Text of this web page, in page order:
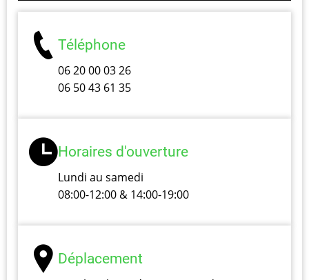
Téléphone
06 20 00 03 26
06 50 43 61 35
Horaires d'ouverture
Lundi au samedi
08:00-12:00 & 14:00-19:00
Déplacement